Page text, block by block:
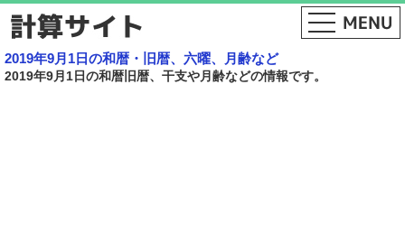
2019年9月1日の和暦・旧暦、六曜、月齢など
2019年9月1日の和暦旧暦、干支や月齢などの情報です。